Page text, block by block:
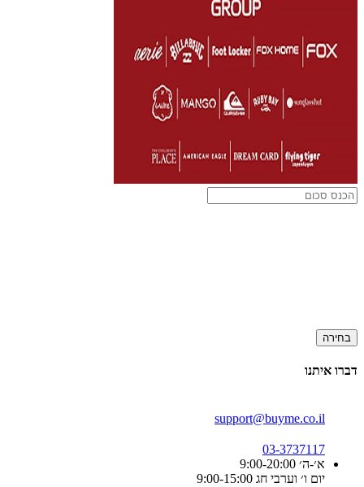
בחירה
דברו איתנו
support@buyme.co.il
03-3737117
א׳-ה׳ 9:00-20:00
יום ו׳ וערבי חג 9:00-15:00